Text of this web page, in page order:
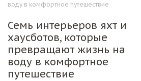
воду в комфортное путешествие
Семь интерьеров яхт и
хаусботов, которые
превращают жизнь на
воду в комфортное
путешествие